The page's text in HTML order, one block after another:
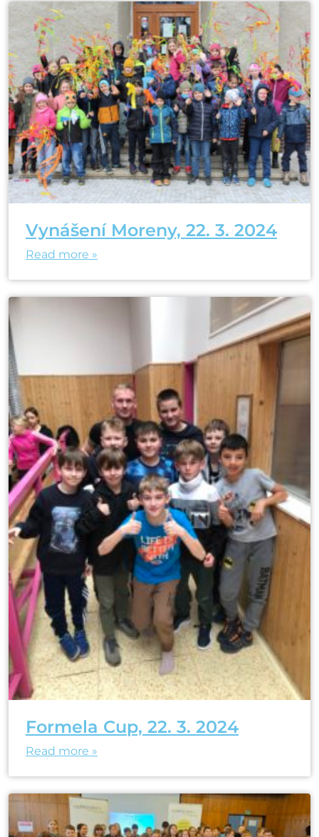
Vynášení Moreny, 22. 3. 2024
Read more »
Formela Cup, 22. 3. 2024
Read more »